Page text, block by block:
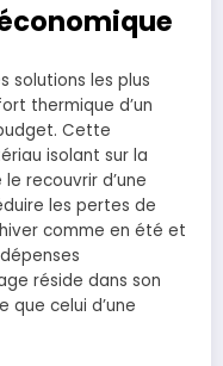
solutions les plus
thermique d’un
Cette
isolant sur la
recouvrir d’une
les pertes de
comme en été et
réside dans son
que celui d’une